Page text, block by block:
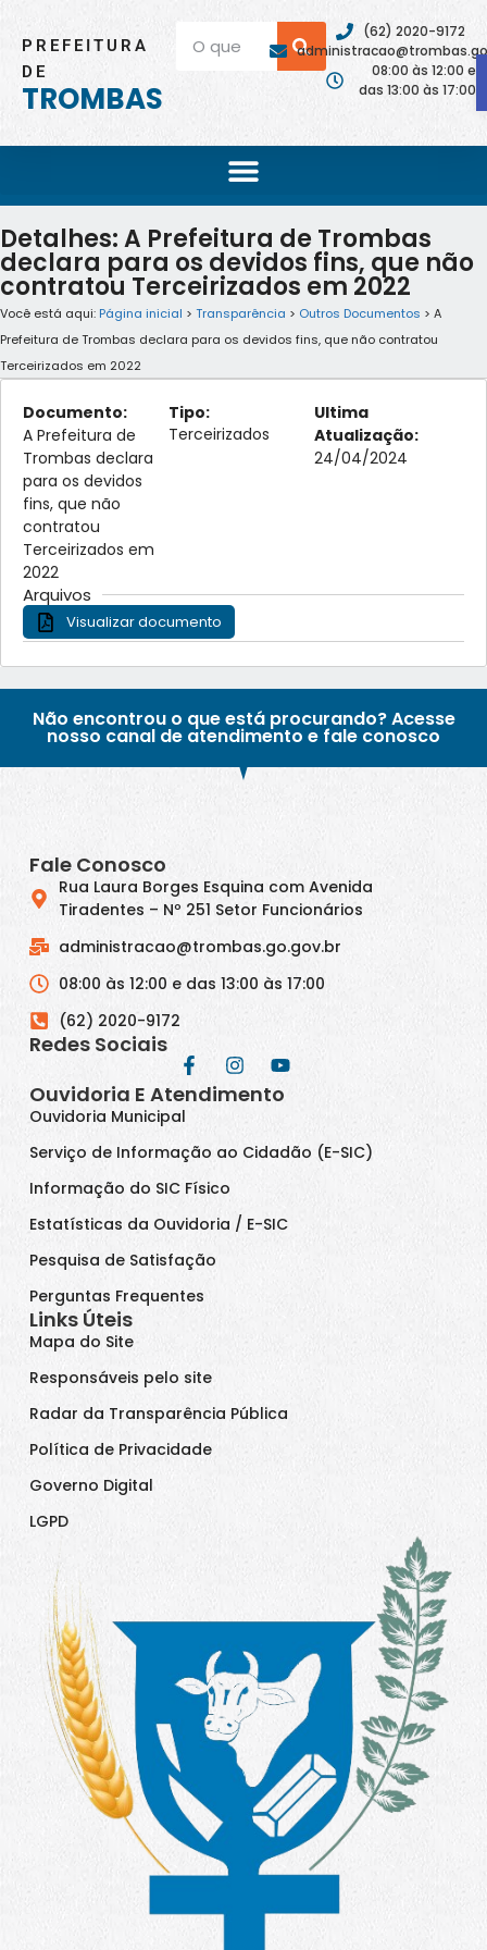
PREFEITURA
DE
TROMBAS
(62) 2020-9172
08:00 às 12:00 e
das 13:00 às 17:00
Detalhes: A Prefeitura de Trombas
declara para os devidos fins, que não
contratou Terceirizados em 2022
Você está aqui: Página inicial > Transparência > Outros Documentos > A
Prefeitura de Trombas declara para os devidos fins, que não contratou
Terceirizados em 2022
Documento:
A Prefeitura de
Trombas declara
para os devidos
fins, que não
contratou
Terceirizados em
2022
Tipo:
Terceirizados
Ultima
Atualização:
24/04/2024
Arquivos
Visualizar documento
Não encontrou o que está procurando? Acesse
nosso canal de atendimento e fale conosco
Fale Conosco
Rua Laura Borges Esquina com Avenida
Tiradentes – Nº 251 Setor Funcionários
administracao@trombas.go.gov.br
08:00 às 12:00 e das 13:00 às 17:00
(62) 2020-9172
Redes Sociais
Ouvidoria E Atendimento
Ouvidoria Municipal
Serviço de Informação ao Cidadão (E-SIC)
Informação do SIC Físico
Estatísticas da Ouvidoria / E-SIC
Pesquisa de Satisfação
Perguntas Frequentes
Links Úteis
Mapa do Site
Responsáveis pelo site
Radar da Transparência Pública
Política de Privacidade
Governo Digital
LGPD